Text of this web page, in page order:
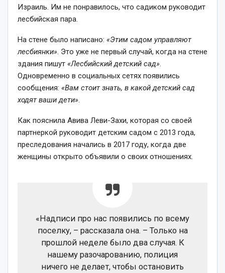
Израиль. Им не понравилось, что садиком руководит
лесбийская пара.
На стене было написано: «Этим садом управляют
лесбиянки». Это уже не первый случай, когда на стене
здания пишут «Лесбийский детский сад».
Одновременно в социальных сетях появились
сообщения: «Вам стоит знать, в какой детский сад
ходят ваши дети».
Как пояснила Авива Леви-Захи, которая со своей
партнеркой руководит детским садом с 2013 года,
преследования начались в 2017 году, когда две
женщины открыто объявили о своих отношениях.
«Надписи про нас появились по всему
поселку, – рассказала она. – Только на
прошлой неделе было два случая. К
нашему разочарованию, полиция
ничего не делает, чтобы остановить